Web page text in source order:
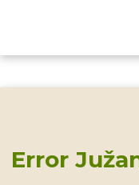
Error